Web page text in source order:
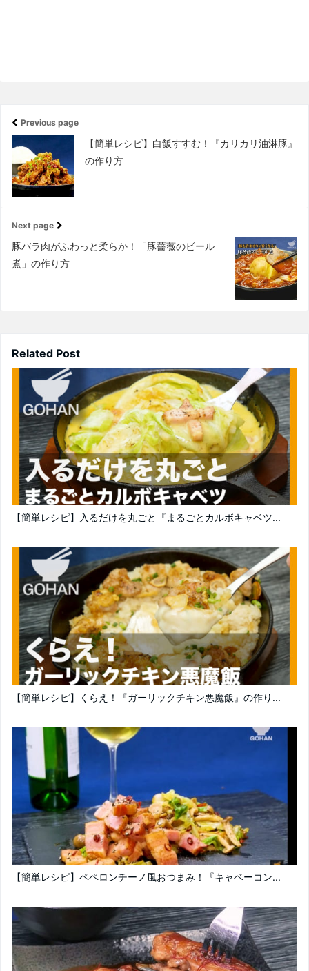
Previous page
【簡単レシピ】白飯すすむ！『カリカリ油淋豚』
の作り方
Next page
豚バラ肉がふわっと柔らか！「豚薔薇のビール
煮」の作り方
Related Post
【簡単レシピ】入るだけを丸ごと『まるごとカルボキャベツ...
【簡単レシピ】くらえ！『ガーリックチキン悪魔飯』の作り...
【簡単レシピ】ペペロンチーノ風おつまみ！『キャベーコン...